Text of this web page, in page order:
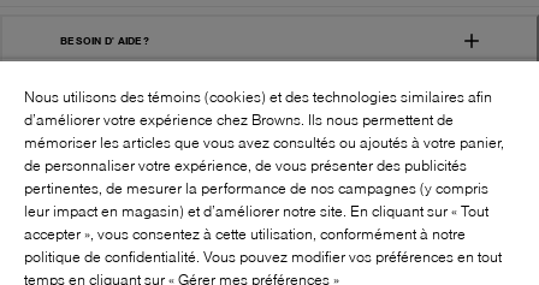
BESOIN D' AIDE?
BROWNS SHOES INC. TOUS DROITS
SUIVEZ-NOUS!:
Nous utilisons des témoins (cookies) et des technologies similaires afin
d’améliorer votre expérience chez Browns. Ils nous permettent de
mémoriser les articles que vous avez consultés ou ajoutés à votre panier,
de personnaliser votre expérience, de vous présenter des publicités
pertinentes, de mesurer la performance de nos campagnes (y compris
leur impact en magasin) et d’améliorer notre site. En cliquant sur « Tout
accepter », vous consentez à cette utilisation, conformément à notre
politique de confidentialité. Vous pouvez modifier vos préférences en tout
temps en cliquant sur « Gérer mes préférences »